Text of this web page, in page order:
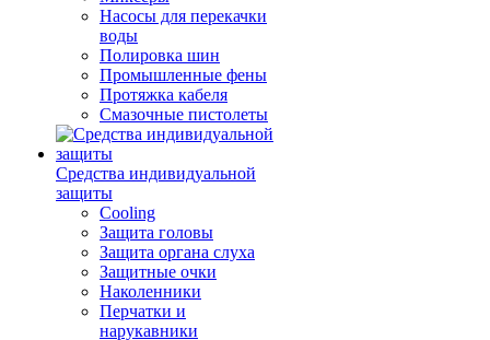
Насосы для перекачки
воды
Полировка шин
Промышленные фены
Протяжка кабеля
Смазочные пистолеты
Средства индивидуальной
защиты
Cooling
Защита головы
Защита органа слуха
Защитные очки
Наколенники
Перчатки и
нарукавники